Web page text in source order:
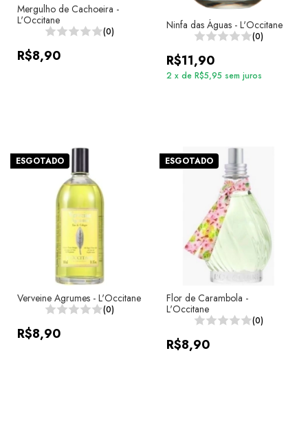
Mergulho de Cachoeira -
L'Occitane
(0)
R$8,90
Ninfa das Águas - L'Occitane
(0)
R$11,90
2 x de R$5,95 sem juros
ESGOTADO
Verveine Agrumes - L'Occitane
(0)
R$8,90
ESGOTADO
Flor de Carambola -
L'Occitane
(0)
R$8,90